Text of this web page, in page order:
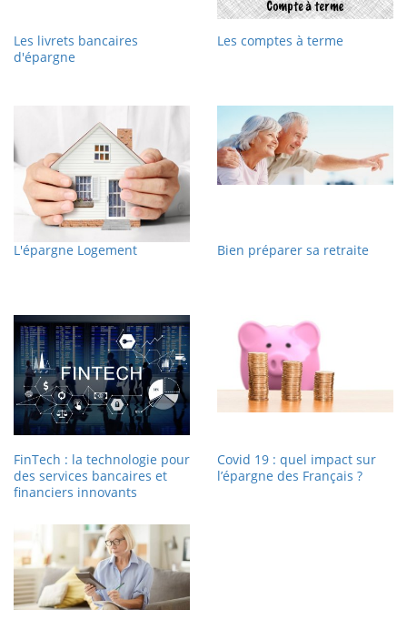
Les livrets bancaires
d'épargne
Les comptes à terme
L'épargne Logement Bien préparer sa retraite
FinTech : la technologie pour
des services bancaires et
financiers innovants
Covid 19 : quel impact sur
l’épargne des Français ?